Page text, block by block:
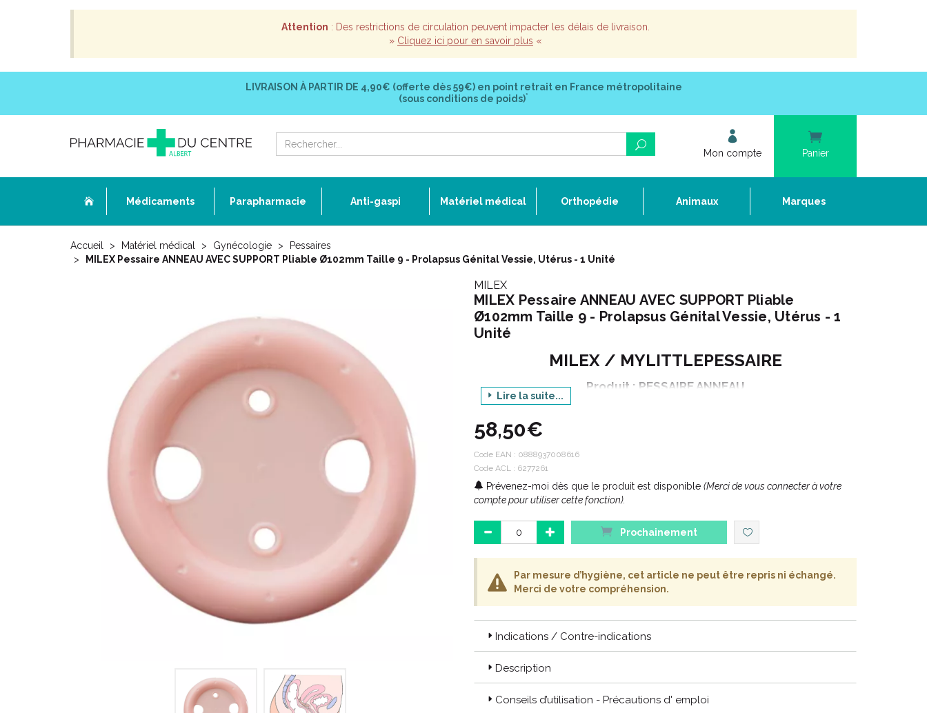
Attention : Des restrictions de circulation peuvent impacter les délais de livraison.
» Cliquez ici pour en savoir plus «
LIVRAISON À PARTIR DE 4,90€ (offerte dès 59€) en point retrait en France métropolitaine
(sous conditions de poids)*
Mon compte Panier
Médicaments Parapharmacie Anti-gaspi Matériel médical Orthopédie Animaux Marques
Accueil Matériel médical Gynécologie
Pessaires
MILEX Pessaire ANNEAU AVEC SUPPORT Pliable Ø102mm Taille 9 - Prolapsus Génital Vessie, Utérus - 1 Unité
MILEX
MILEX Pessaire ANNEAU AVEC SUPPORT Pliable
Ø102mm Taille 9 - Prolapsus Génital Vessie, Utérus - 1
Unité
MILEX / MYLITTLEPESSAIRE
Produit : PESSAIRE ANNEAU
La priorité de MyLittelePessaire est d’ offrir aux femmes une qualité irréprochable et
reconnue dans le monde médical, un confort sans compromis et une plus grande
80 ans.
Les pessaires Milex sont fabriqués aux Etats-Unis, avec du silicone médical
quotidien le soutien dont elles ont besoin et la liberté à laquelle nous avons toutes
droit.
Les modèles disponibles chez MyLittlePessaire sont : le pessaire Anneau, le pessaire
Anneau avec support, le pessaire Cube perforé, le pessaire Dish urétral, le pessaire
Donut et le pessaire Gellhorn.
Lire la suite...
58,50€
Code EAN : 0888937008616
Code ACL : 6277261
Prévenez-moi dès que le produit est disponible (Merci de vous connecter à votre
compte pour utiliser cette fonction).
Prochainement
Par mesure d’hygiène, cet article ne peut être repris ni échangé.
Merci de votre compréhension.
Indications / Contre-indications
Description
Conseils d’utilisation - Précautions d' emploi